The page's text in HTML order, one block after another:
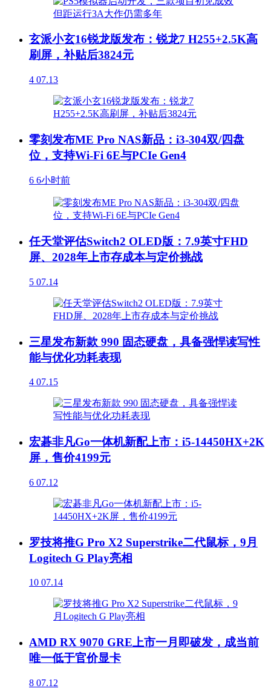
玄派小玄16锐龙版发布：锐龙7 H255+2.5K高
刷屏，补贴后3824元
4 07.13
零刻发布ME Pro NAS新品：i3-304双/四盘
位，支持Wi-Fi 6E与PCIe Gen4
6 6小时前
任天堂评估Switch2 OLED版：7.9英寸FHD
屏、2028年上市存成本与定价挑战
5 07.14
三星发布新款 990 固态硬盘，具备强悍读写性
能与优化功耗表现
4 07.15
宏碁非凡Go一体机新配上市：i5-14450HX+2K
屏，售价4199元
6 07.12
罗技将推G Pro X2 Superstrike二代鼠标，9月
Logitech G Play亮相
10 07.14
AMD RX 9070 GRE上市一月即破发，成当前
唯一低于官价显卡
8 07.12